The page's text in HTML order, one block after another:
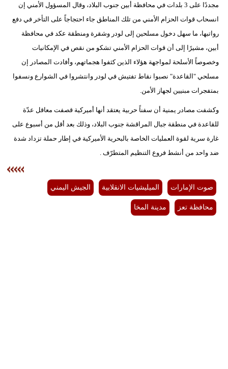
مجددًا على 3 بلدات في محافظة أبين جنوب البلاد، وقال المسؤول الأمني إن
انسحاب قوات الحزام الأمني من تلك المناطق جاء احتجاجاً على التأخر في دفع
رواتبها، ما سهل دخول مسلحين إلى لودر وشقرة ومنطقة عكد في محافظة
أبين، مشيرًا إلى أن قوات الحزام الأمني تشكو من نقص في الإمكانيات
وخصوصاً الأسلحة لمواجهة هؤلاء الذين كثفوا هجماتهم، وأفادت المصادر إن
مسلحي "القاعدة" نصبوا نقاط تفتيش في لودر وانتشروا في الشوارع ونسفوا
بمتفجرات مبنيين لجهاز الأمن.
وكشفت مصادر يمنية أن سفناً حربية يعتقد أنها أميركية قصفت معاقل عدّة
للقاعدة في منطقة جبال المراقشة جنوب البلاد، وذلك بعد أقل من أسبوع على
غارة سرية لقوة العمليات الخاصة بالبحرية الأميركية في إطار حملة تزداد شدة
ضد واحد من أنشط فروع التنظيم المتطرّف .
صوت الإمارات الميليشيات الانقلابية الجيش اليمني
محافظة تعز مدينة المخا